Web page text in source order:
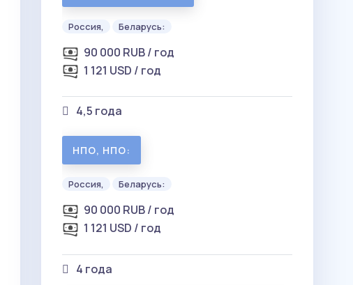
Россия, Беларусь:
90 000 RUB / год
1 121 USD / год
4,5 года
НПО, НПО:
Россия, Беларусь:
90 000 RUB / год
1 121 USD / год
4 года